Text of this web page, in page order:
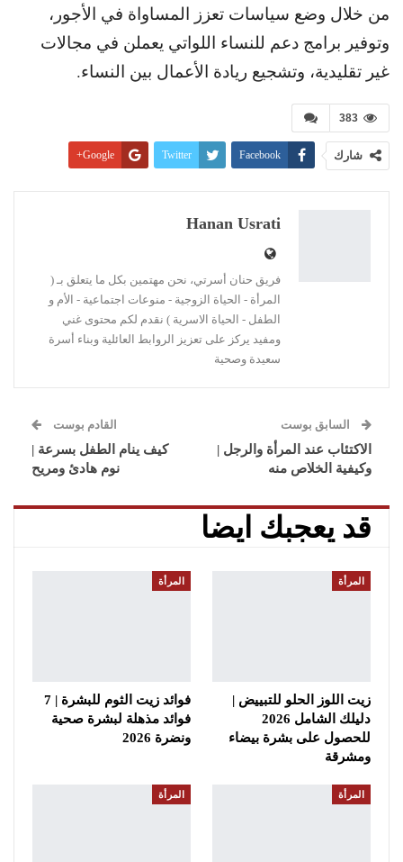
من خلال وضع سياسات تعزز المساواة في الأجور،
وتوفير برامج دعم للنساء اللواتي يعملن في مجالات
غير تقليدية، وتشجيع ريادة الأعمال بين النساء.
383
شارك Facebook
Twitter
Google+
Linkedin
Hanan Usrati
فريق حنان أسرتي، نحن مهتمين بكل ما يتعلق بـ (
المرأة - الحياة الزوجية - منوعات اجتماعية - الأم و
الطفل - الحياة الاسرية ) نقدم لكم محتوى غني
ومفيد يركز على تعزيز الروابط العائلية وبناء أسرة
سعيدة وصحية
السابق بوست
الاكتئاب عند المرأة والرجل |
وكيفية الخلاص منه
القادم بوست
كيف ينام الطفل بسرعة |
نوم هادئ ومريح
قد يعجبك ايضا
المرأة
زيت اللوز الحلو للتبييض |
دليلك الشامل 2026
للحصول على بشرة بيضاء
ومشرقة
المرأة
فوائد زيت الثوم للبشرة | 7
فوائد مذهلة لبشرة صحية
ونضرة 2026
المرأة المرأة